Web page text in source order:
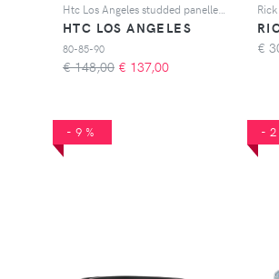
HTC LOS ANGELES
80-85-90
€ 148,00 € 137,00
€
-9% -